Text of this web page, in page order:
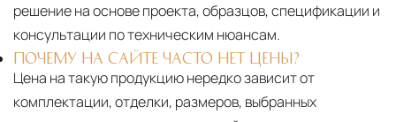
решение на основе проекта, образцов, спецификации и
консультации по техническим нюансам.
ПОЧЕМУ НА САЙТЕ ЧАСТО НЕТ ЦЕНЫ?
Цена на такую продукцию нередко зависит от
комплектации, отделки, размеров, выбранных